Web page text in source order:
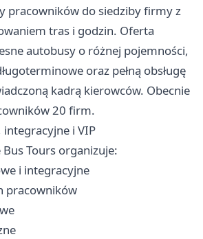
pracowników do siedziby firmy z
tras i godzin. Oferta
autobusy o różnej pojemności,
oraz pełną obsługę
kadrą kierowców. Obecnie
20 firm.
i VIP
Tours organizuje:
i integracyjne
pracowników